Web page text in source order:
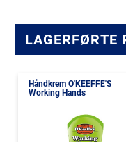
LAGERFØRTE
Håndkrem O'KEEFFE'S
Working Hands